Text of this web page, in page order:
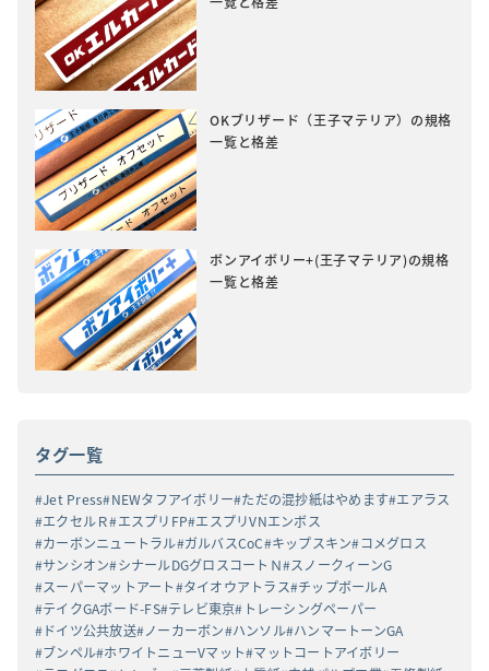
OKブリザード（王子マテリア）の規格
一覧と格差
ボンアイボリー+(王子マテリア)の規格
一覧と格差
タグ一覧
Jet Press NEWタフアイボリー ただの混抄紙はやめます エアラス
エクセルＲ エスプリFP エスプリVNエンボス
カーボンニュートラル ガルバスCoC キップスキン コメグロス
サンシオン シナールDGグロスコートＮ
スノークィーンG
スーパーマットアート タイオウアトラス チップボールA
テイクGAボード-FS テレビ東京
トレーシングペーパー
ドイツ公共放送 ノーカーボン ハンソル ハンマートーンGA
ブンペル ホワイトニューVマット マットコートアイボリー